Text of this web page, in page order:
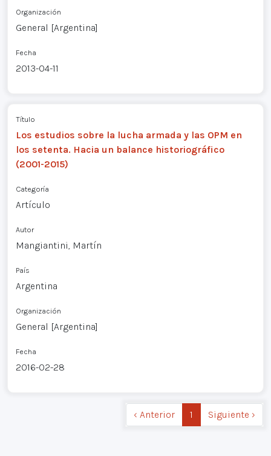
Organización
General [Argentina]
Fecha
2013-04-11
Título
Los estudios sobre la lucha armada y las OPM en
los setenta. Hacia un balance historiográfico
(2001-2015)
Categoría
Artículo
Autor
Mangiantini, Martín
País
Argentina
Organización
General [Argentina]
Fecha
2016-02-28
‹ Anterior 1 Siguiente ›